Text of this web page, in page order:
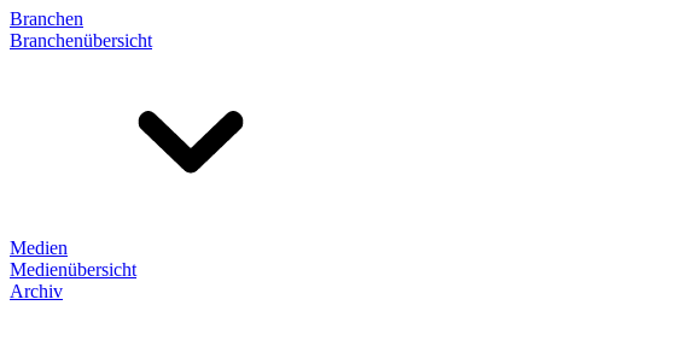
Branchen
Branchenübersicht
Medien
Medienübersicht
Archiv